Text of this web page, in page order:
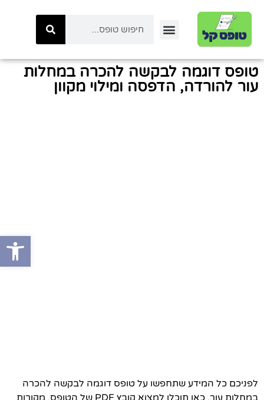
טופס דוגמה לבקשה להכרה במחלות
עור להורדה, הדפסה ומילוי מקוון
לפניכם כל המידע שתחפשו על טופס דוגמה לבקשה להכרה
במחלות עור. כאן תוכלו למצוא קובץ PDF של הטופס, מקורות
פתח